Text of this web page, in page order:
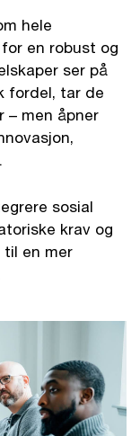
hele
en robust og
ser på
fordel, tar de
– men åpner
sosial
krav og
til en mer